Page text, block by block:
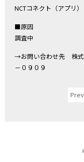
NCTコネクト（アプリ）
■原因
調査中
→お問い合わせ先 株式
－０９０９
Prev